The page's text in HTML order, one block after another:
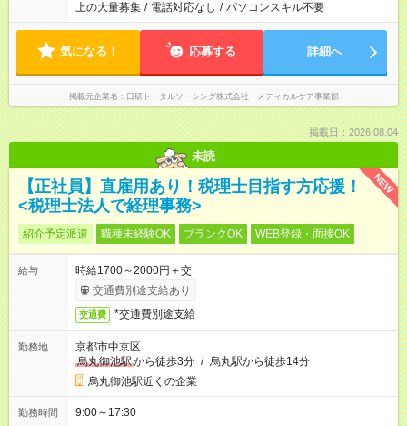
上の大量募集 / 電話対応なし / パソコンスキル不要
気になる！ 応募する 詳細へ
掲載元企業名 日研トータルソーシング株式会社 メディカルケア事業部
掲載日：2026.08.04
未読
NEW
【正社員】直雇用あり！税理士目指す方応援！
<税理士法人で経理事務>
紹介予定派遣 職種未経験OK ブランクOK WEB登録・面接OK
給与
時給1700～2000円＋交
交通費別途支給あり
交通費 *交通費別途支給
勤務地
京都市中京区
烏丸御池駅から徒歩3分 / 烏丸駅から徒歩14分
烏丸御池駅近くの企業
勤務時間 9:00～17:30